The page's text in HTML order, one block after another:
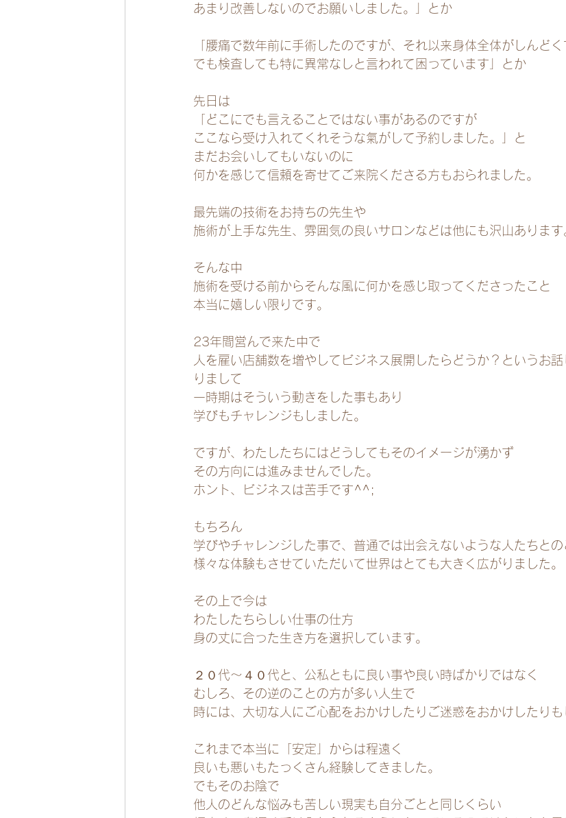
あまり改善しないのでお願いしました。」とか
「腰痛で数年前に手術したのですが、それ以来身体全体がしんどく
でも検査しても特に異常なしと言われて困っています」とか
先日は
「どこにでも言えることではない事があるのですが
ここなら受け入れてくれそうな氣がして予約しました。」と
まだお会いしてもいないのに
何かを感じて信頼を寄せてご来院くださる方もおられました。
最先端の技術をお持ちの先生や
施術が上手な先生、雰囲気の良いサロンなどは他にも沢山あります
そんな中
施術を受ける前からそんな風に何かを感じ取ってくださったこと
本当に嬉しい限りです。
23年間営んで来た中で
人を雇い店舗数を増やしてビジネス展開したらどうか？というお
りまして
一時期はそういう動きをした事もあり
学びもチャレンジもしました。
ですが、わたしたちにはどうしてもそのイメージが湧かず
その方向には進みませんでした。
ホント、ビジネスは苦手です^^;
もちろん
学びやチャレンジした事で、普通では出会えないような人たちと
様々な体験もさせていただいて世界はとても大きく広がりました。
その上で今は
わたしたちらしい仕事の仕方
身の丈に合った生き方を選択しています。
２０代～４０代と、公私ともに良い事や良い時ばかりではなく
むしろ、その逆のことの方が多い人生で
時には、大切な人にご心配をおかけしたりご迷惑をおかけしたりも
これまで本当に「安定」からは程遠く
良いも悪いもたっくさん経験してきました。
でもそのお陰で
他人のどんな悩みも苦しい現実も自分ごとと同じくらい